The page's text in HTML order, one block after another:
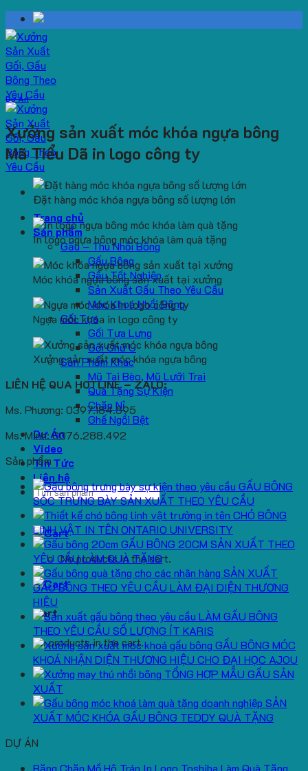
Skip
to
content
Trang chủ
Sản phẩm
Gấu – Thú Nhồi Bông
Gấu Bông
Gấu Tốt Nghiệp
Sản Xuất Gấu Theo Yêu Cầu
Móc Khoá Nhồi Bông
Gối Tựa
Gối Tựa Lưng
Gối Chữ U
Sản Phẩm Khác
Mũ Tai Bèo, Mũ Lưỡi Trai
Quà Tặng Sự Kiện
Chăn Nỉ
Ghế Ngồi Bệt
Dự Án
Video
Tin Tức
Liên hệ
Search
for:
No products in the cart.
Cart
No products in the cart.
Dự Án
Xưởng sản xuất móc khóa ngựa bông
Mã Tiểu Dã in logo công ty
Đặt hàng móc khóa ngựa bông số lượng lớn
In logo ngựa bông móc khóa làm quà tặng
Móc khóa ngựa bông sản xuất tại xưởng
Ngựa móc khóa in logo công ty
Xưởng sản xuất móc khóa ngựa bông
LIÊN HỆ QUA HOTLINE – ZALO:
Ms. Phương: 0397.184.595
Ms. Minh: 0376.288.492
Sản phẩm
GẤU BÔNG
SÓC TRƯNG BÀY SẢN XUẤT THEO YÊU CẦU
CHÓ BÔNG
LINH VẬT IN TÊN ONTARIO UNIVERSITY
GẤU BÔNG 20CM SẢN XUẤT THEO
YÊU CẦU LÀM QUÀ TẶNG
SẢN XUẤT
GẤU BÔNG THEO YÊU CẦU LÀM ĐẠI DIỆN THƯƠNG
HIỆU
LÀM GẤU BÔNG
THEO YÊU CẦU SỐ LƯỢNG ÍT KARIS
GẤU BÔNG MÓC
KHOÁ NHẬN DIỆN THƯƠNG HIỆU CHO ĐẠI HỌC AJOU
TỔNG HỢP MẪU GẤU SẢN
XUẤT
SẢN
XUẤT MÓC KHÓA GẤU BÔNG TEDDY QUÀ TẶNG
DỰ ÁN
Băng Chặn Mồ Hô Trán In Logo Toshiba Làm Quà Tặng